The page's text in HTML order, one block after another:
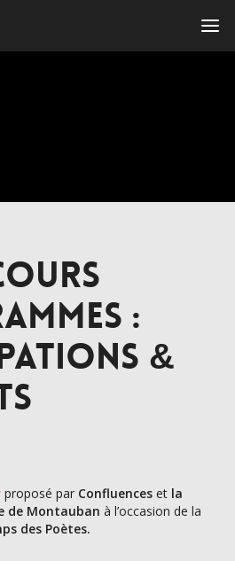
:
&
proposé par Confluenceset la
de Montauban à l’occasion de la
des Poètes.